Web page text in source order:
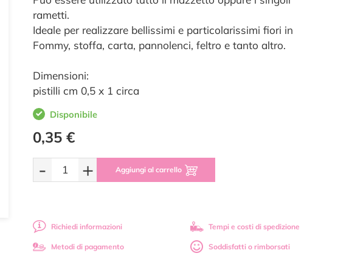
rametti.
Ideale per realizzare bellissimi e particolarissimi fiori in
Fommy, stoffa, carta, pannolenci, feltro e tanto altro.
Dimensioni:
pistilli cm 0,5 x 1 circa
Disponibile
0,35 €
- + Aggiungi al carrello
Richiedi informazioni Tempi e costi di spedizione
Metodi di pagamento Soddisfatti o rimborsati